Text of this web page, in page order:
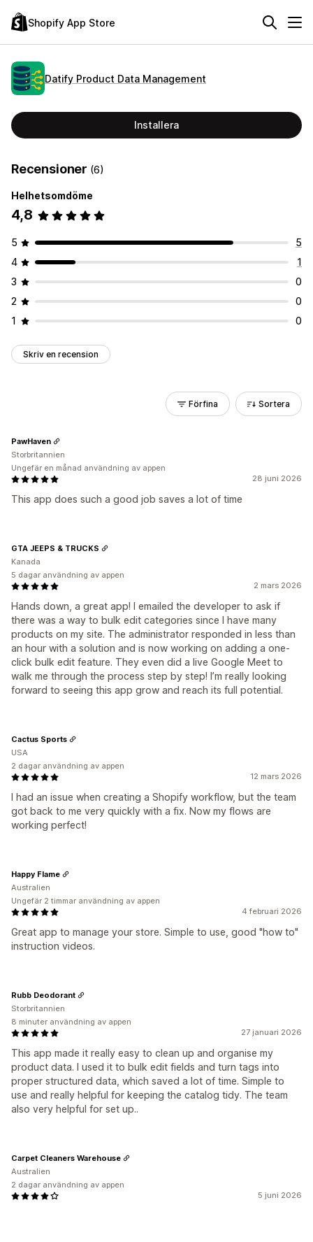
Shopify App Store
Datify Product Data Management
Installera
Recensioner (6)
Helhetsomdöme
4,8
5
5
4
1
3
0
2
0
1
0
Skriv en recension
Förfina Sortera
28 juni 2026
This app does such a good job saves a lot of time
PawHaven
Storbritannien
Ungefär en månad användning av appen
2 mars 2026
Hands down, a great app! I emailed the developer to ask if
there was a way to bulk edit categories since I have many
products on my site. The administrator responded in less than
an hour with a solution and is now working on adding a one-
click bulk edit feature. They even did a live Google Meet to
walk me through the process step by step! I’m really looking
forward to seeing this app grow and reach its full potential.
GTA JEEPS & TRUCKS
Kanada
5 dagar användning av appen
12 mars 2026
I had an issue when creating a Shopify workflow, but the team
got back to me very quickly with a fix. Now my flows are
working perfect!
Cactus Sports
USA
2 dagar användning av appen
4 februari 2026
Great app to manage your store. Simple to use, good "how to"
instruction videos.
Happy Flame
Australien
Ungefär 2 timmar användning av appen
27 januari 2026
This app made it really easy to clean up and organise my
product data. I used it to bulk edit fields and turn tags into
proper structured data, which saved a lot of time. Simple to
use and really helpful for keeping the catalog tidy. The team
also very helpful for set up..
Rubb Deodorant
Storbritannien
8 minuter användning av appen
5 juni 2026
Carpet Cleaners Warehouse
Australien
2 dagar användning av appen